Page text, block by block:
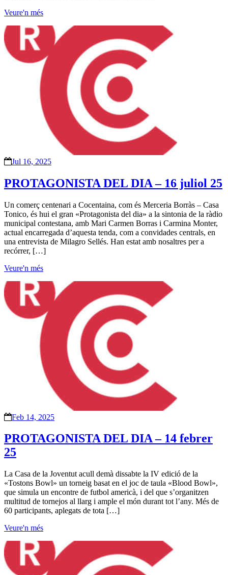
Veure'n més
Jul 16, 2025
PROTAGONISTA DEL DIA – 16 juliol 25
Un comerç centenari a Cocentaina, com és Merceria Borràs – Casa
Tonico, és hui el gran «Protagonista del dia» a la sintonia de la ràdio
municipal contestana, amb Mari Carmen Borras i Carmina Monter,
actual encarregada d’aquesta tenda, com a convidades centrals, en
una entrevista de Milagro Sellés. Han estat amb nosaltres per a
recórrer, […]
Veure'n més
Feb 14, 2025
PROTAGONISTA DEL DIA – 14 febrer
25
La Casa de la Joventut acull demà dissabte la IV edició de la
«Tostons Bowl» un torneig basat en el joc de taula «Blood Bowl»,
que simula un encontre de futbol americà, i del que s’organitzen
multitud de tornejos al llarg i ample el món durant tot l’any. Més de
60 participants, aplegats de tota […]
Veure'n més